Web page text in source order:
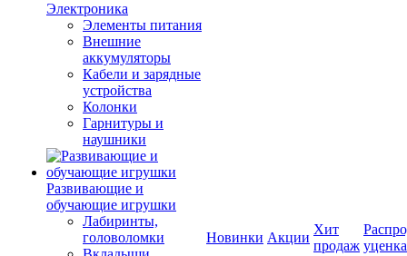
Электроника
Элементы питания
Внешние
аккумуляторы
Кабели и зарядные
устройства
Колонки
Гарнитуры и
наушники
Развивающие и
обучающие игрушки
Лабиринты,
головоломки
Новинки Акции
Хит
продаж уценка